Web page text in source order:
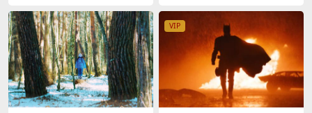
[MP4/10GB][中英字幕]
清未删减][MP4/6.4GB][中英
字幕]
VIP